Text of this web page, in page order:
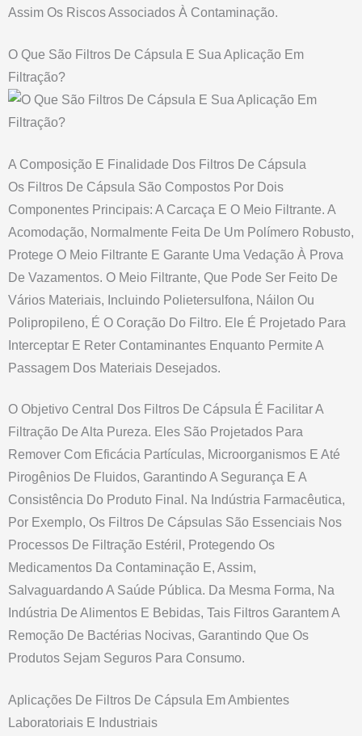
Assim Os Riscos Associados À Contaminação.
O Que São Filtros De Cápsula E Sua Aplicação Em
Filtração?
A Composição E Finalidade Dos Filtros De Cápsula
Os Filtros De Cápsula São Compostos Por Dois
Componentes Principais: A Carcaça E O Meio Filtrante. A
Acomodação, Normalmente Feita De Um Polímero Robusto,
Protege O Meio Filtrante E Garante Uma Vedação À Prova
De Vazamentos. O Meio Filtrante, Que Pode Ser Feito De
Vários Materiais, Incluindo Polietersulfona, Náilon Ou
Polipropileno, É O Coração Do Filtro. Ele É Projetado Para
Interceptar E Reter Contaminantes Enquanto Permite A
Passagem Dos Materiais Desejados.
O Objetivo Central Dos Filtros De Cápsula É Facilitar A
Filtração De Alta Pureza. Eles São Projetados Para
Remover Com Eficácia Partículas, Microorganismos E Até
Pirogênios De Fluidos, Garantindo A Segurança E A
Consistência Do Produto Final. Na Indústria Farmacêutica,
Por Exemplo, Os Filtros De Cápsulas São Essenciais Nos
Processos De Filtração Estéril, Protegendo Os
Medicamentos Da Contaminação E, Assim,
Salvaguardando A Saúde Pública. Da Mesma Forma, Na
Indústria De Alimentos E Bebidas, Tais Filtros Garantem A
Remoção De Bactérias Nocivas, Garantindo Que Os
Produtos Sejam Seguros Para Consumo.
Aplicações De Filtros De Cápsula Em Ambientes
Laboratoriais E Industriais